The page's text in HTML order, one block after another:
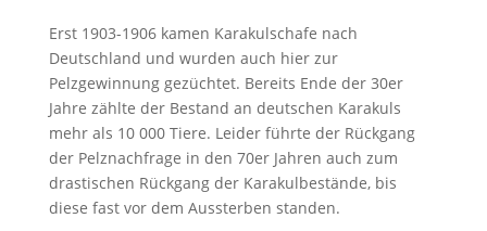
Erst 1903-1906 kamen Karakulschafe nach
Deutschland und wurden auch hier zur
Pelzgewinnung gezüchtet. Bereits Ende der 30er
Jahre zählte der Bestand an deutschen Karakuls
mehr als 10 000 Tiere. Leider führte der Rückgang
der Pelznachfrage in den 70er Jahren auch zum
drastischen Rückgang der Karakulbestände, bis
diese fast vor dem Aussterben standen.